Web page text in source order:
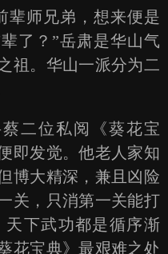
师兄弟，想来便是
了？”岳肃是华山气
祖。华山一派分为二
二位私阅《葵花宝
即发觉。他老人家知
博大精深，兼且凶险
关，只消第一关能打
下武功都是循序渐
花宝典》最艰难之处